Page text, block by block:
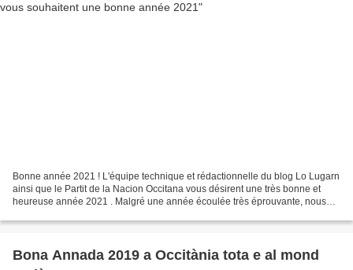
Bonne année 2021 ! L'équipe technique et rédactionnelle du blog Lo Lugarn
ainsi que le Partit de la Nacion Occitana vous désirent une très bonne et
heureuse année 2021 . Malgré une année écoulée très éprouvante, nous
Bona Annada 2019 a Occitània tota e al mond